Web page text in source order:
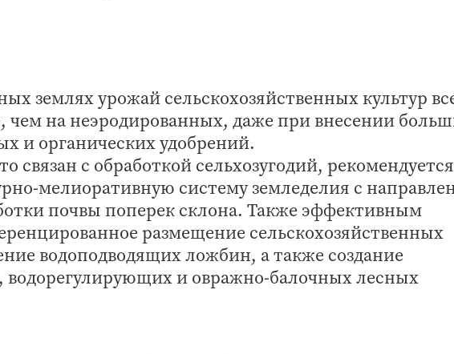
землях урожай сельскохозяйственных культур
чем на неэродированных, даже при внесении
и органических удобрений.
связан с обработкой сельхозугодий, рекомендуется
мелиоративную систему земледелия с
почвы поперек склона. Также эффективным
размещение сельскохозяйственных
водоподводящих ложбин, а также создание
и овражно-балочных лесных